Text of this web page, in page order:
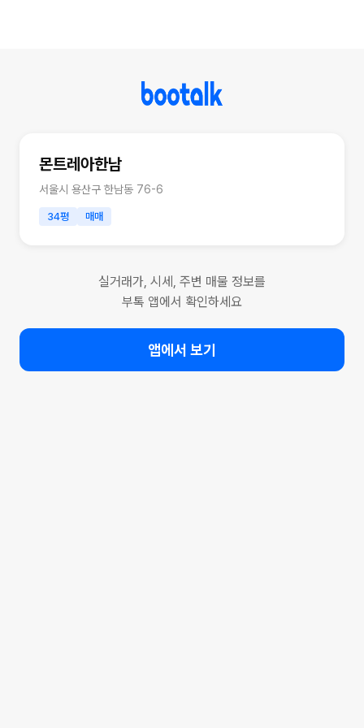
몬트레아한남
서울시 용산구 한남동 76-6
34평 매매
실거래가, 시세, 주변 매물 정보를
부톡 앱에서 확인하세요
앱에서 보기